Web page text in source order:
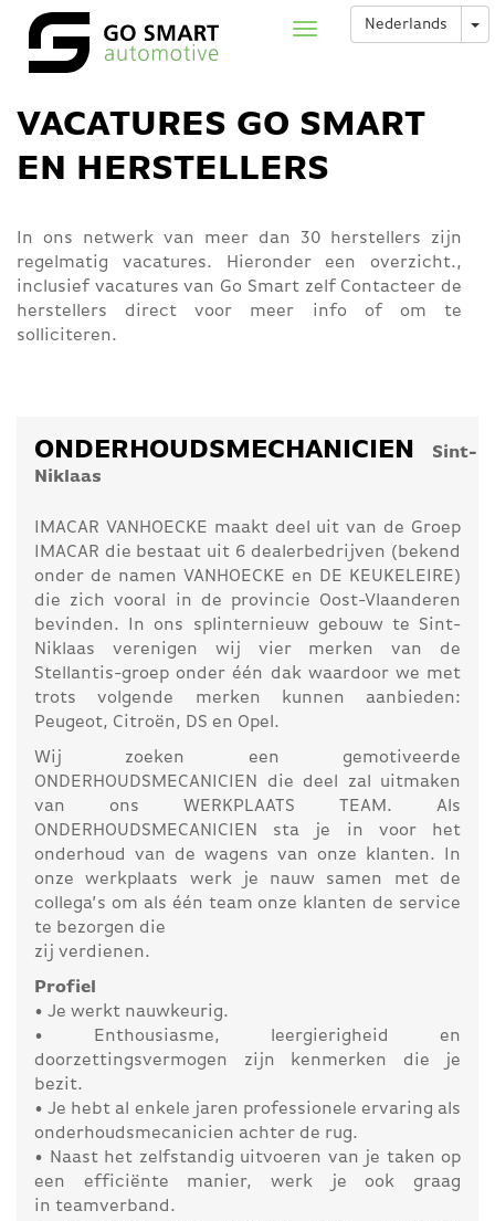
Overslaan
naar
inhoud
gaan
Nederlands
Toggle
VACATURES GO SMART
EN HERSTELLERS
In ons netwerk van meer dan 30 herstellers zijn
regelmatig vacatures. Hieronder een overzicht.,
inclusief vacatures van Go Smart zelf Contacteer de
herstellers direct voor meer info of om te
solliciteren.
ONDERHOUDSMECHANICIEN
Sint-
Niklaas
IMACAR VANHOECKE maakt deel uit van de Groep
IMACAR die bestaat uit 6 dealerbedrijven (bekend
onder de namen VANHOECKE en DE KEUKELEIRE)
die zich vooral in de provincie Oost-Vlaanderen
bevinden. In ons splinternieuw gebouw te Sint-
Niklaas verenigen wij vier merken van de
Stellantis-groep onder één dak waardoor we met
trots volgende merken kunnen aanbieden:
Peugeot, Citroën, DS en Opel.
Wij zoeken een gemotiveerde
ONDERHOUDSMECANICIEN die deel zal uitmaken
van ons WERKPLAATS TEAM. Als
ONDERHOUDSMECANICIEN sta je in voor het
onderhoud van de wagens van onze klanten. In
onze werkplaats werk je nauw samen met de
collega’s om als één team onze klanten de service
te bezorgen die
zij verdienen.
Profiel
• Je werkt nauwkeurig.
• Enthousiasme, leergierigheid en
doorzettingsvermogen zijn kenmerken die je
bezit.
• Je hebt al enkele jaren professionele ervaring als
onderhoudsmecanicien achter de rug.
• Naast het zelfstandig uitvoeren van je taken op
een efficiënte manier, werk je ook graag
in teamverband.